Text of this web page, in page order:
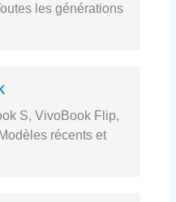
les générations
S, VivoBook Flip,
récents et